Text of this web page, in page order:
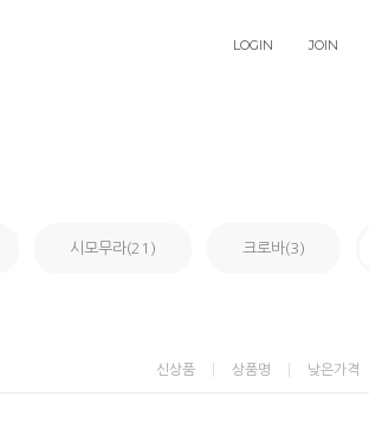
LOGIN JOIN
시모무라(21) 크로바(3)
신상품 상품명 낮은가격